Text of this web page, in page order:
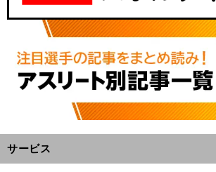
サービス